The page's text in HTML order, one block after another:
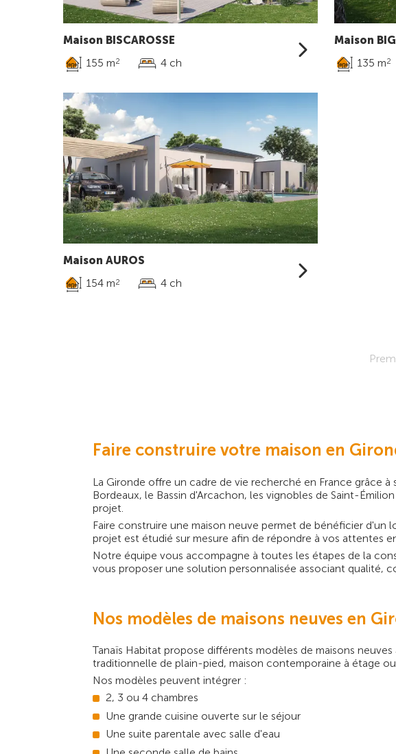
Maison BISCAROSSE
155 m2 4 ch
Maison
135 m2
Maison AUROS
154 m2 4 ch
Faire construire votre maison en
La Gironde offre un cadre de vie recherché en France grâce
Bordeaux, le Bassin d'Arcachon, les vignobles de Saint-
projet.
Faire construire une maison neuve permet de bénéficier
projet est étudié sur mesure afin de répondre à vos attentes
Notre équipe vous accompagne à toutes les étapes de la
vous proposer une solution personnalisée associant qualité,
Nos modèles de maisons neuves en
Tanaïs Habitat propose différents modèles de maisons
traditionnelle de plain-pied, maison contemporaine à étage
Nos modèles peuvent intégrer :
2, 3 ou 4 chambres
Une grande cuisine ouverte sur le séjour
Une suite parentale avec salle d'eau